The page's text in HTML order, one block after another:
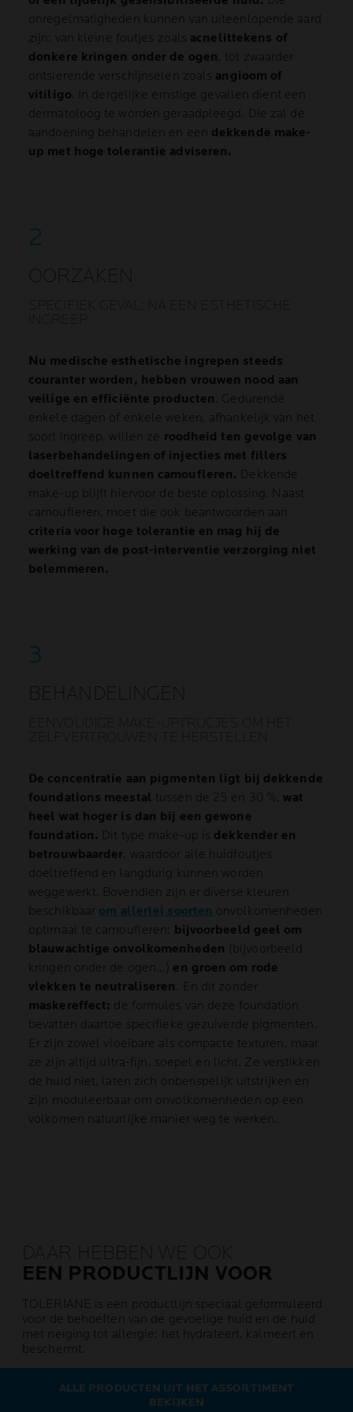
onregelmatigheden kunnen van uiteenlopende aard
zijn: van kleine foutjes zoals acnelittekens of
donkere kringen onder de ogen , tot zwaarder
ontsierende verschijnselen zoals angioom of
vitiligo . In dergelijke ernstige gevallen dient een
dermatoloog te worden geraadpleegd. Die zal de
aandoening behandelen en een dekkende make-
up met hoge tolerantie adviseren.
OORZAKEN
Nu medische esthetische ingrepen steeds
couranter worden, hebben vrouwen nood aan
veilige en efficiënte producten . Gedurende
enkele dagen of enkele weken, afhankelijk van het
soort ingreep, willen ze roodheid ten gevolge van
laserbehandelingen of injecties met fillers
doeltreffend kunnen camoufleren. Dekkende
make-up blijft hiervoor de beste oplossing. Naast
camoufleren, moet die ook beantwoorden aan
criteria voor hoge tolerantie en mag hij de
werking van de post-interventie verzorging niet
belemmeren.
BEHANDELINGEN
De concentratie aan pigmenten ligt bij dekkende
foundations meestal tussen de 25 en 30 %, wat
heel wat hoger is dan bij een gewone
foundation. Dit type make-up is dekkender en
betrouwbaarder , waardoor alle huidfoutjes
doeltreffend en langdurig kunnen worden
weggewerkt. Bovendien zijn er diverse kleuren
beschikbaar om allerlei soorten onvolkomenheden
optimaal te camoufleren:
bijvoorbeeld geel om
blauwachtige onvolkomenheden (bijvoorbeeld
kringen onder de ogen…) en groen om rode
vlekken te neutraliseren
. En dit zonder
maskereffect: de formules van deze foundation
bevatten daartoe specifieke gezuiverde pigmenten.
Er zijn zowel vloeibare als compacte texturen, maar
ze zijn altijd ultra-fijn, soepel en licht. Ze verstikken
de huid niet, laten zich onberispelijk uitstrijken en
zijn moduleerbaar om onvolkomenheden op een
volkomen natuurlijke manier weg te werken.
DAAR HEBBEN WE OOK
EEN PRODUCTLIJN VOOR
TOLERIANE is een productlijn speciaal geformuleerd
voor de behoeften van de gevoelige huid en de huid
met neiging tot allergie: het hydrateert, kalmeert en
beschermt.
ALLE PRODUCTEN UIT HET ASSORTIMENT
BEKIJKEN